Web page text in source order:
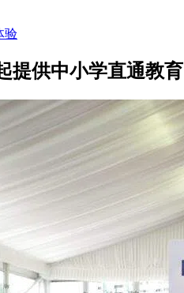
验
提供中小学直通教育